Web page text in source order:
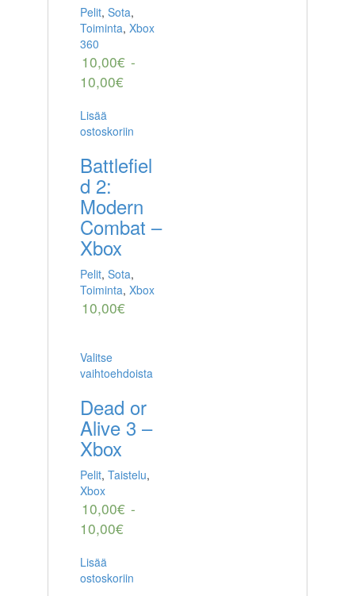
Pelit, Sota,
Toiminta, Xbox
360
10,00€ -
10,00€
Lisää
ostoskoriin
Battlefiel
d 2:
Modern
Combat –
Xbox
Pelit, Sota,
Toiminta, Xbox
10,00€
Valitse
vaihtoehdoista
Dead or
Alive 3 –
Xbox
Pelit, Taistelu,
Xbox
10,00€ -
10,00€
Lisää
ostoskoriin